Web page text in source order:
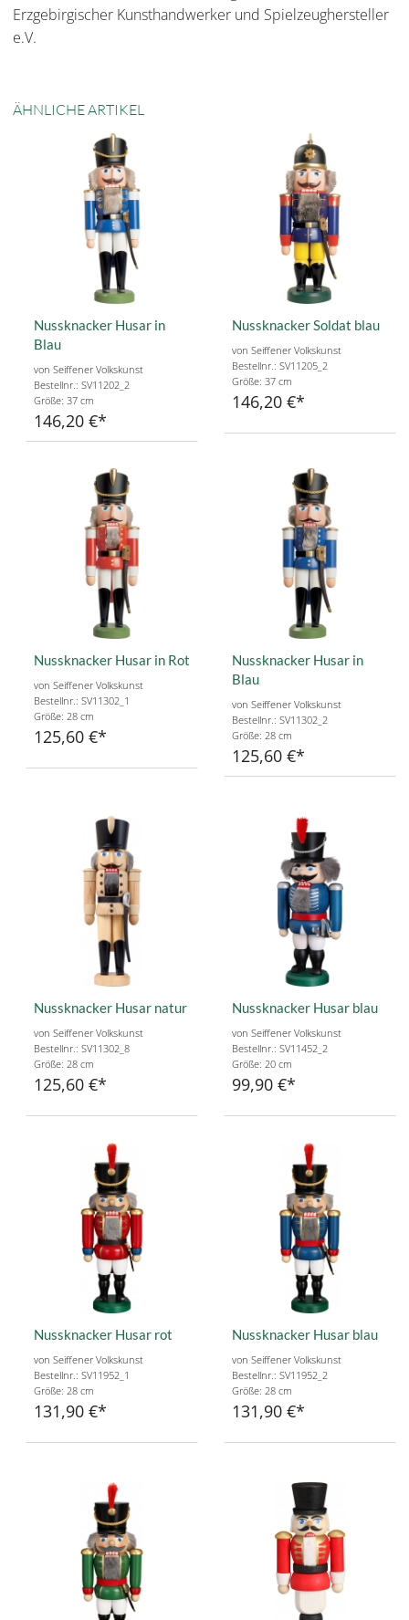
Erzgebirgischer Kunsthandwerker und Spielzeughersteller
e.V.
ÄHNLICHE ARTIKEL
Nussknacker Husar in
Blau
von Seiffener Volkskunst
Bestellnr.: SV11202_2
Größe: 37 cm
146,20 €
Nussknacker Soldat blau
von Seiffener Volkskunst
Bestellnr.: SV11205_2
Größe: 37 cm
146,20 €
Nussknacker Husar in Rot
von Seiffener Volkskunst
Bestellnr.: SV11302_1
Größe: 28 cm
125,60 €
Nussknacker Husar in
Blau
von Seiffener Volkskunst
Bestellnr.: SV11302_2
Größe: 28 cm
125,60 €
Nussknacker Husar natur
von Seiffener Volkskunst
Bestellnr.: SV11302_8
Größe: 28 cm
125,60 €
Nussknacker Husar blau
von Seiffener Volkskunst
Bestellnr.: SV11452_2
Größe: 20 cm
99,90 €
Nussknacker Husar rot
von Seiffener Volkskunst
Bestellnr.: SV11952_1
Größe: 28 cm
131,90 €
Nussknacker Husar blau
von Seiffener Volkskunst
Bestellnr.: SV11952_2
Größe: 28 cm
131,90 €